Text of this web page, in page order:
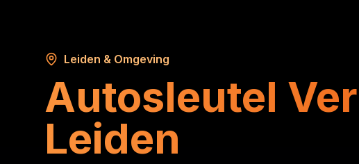
Leiden & Omgeving
Autosleutel
Leiden